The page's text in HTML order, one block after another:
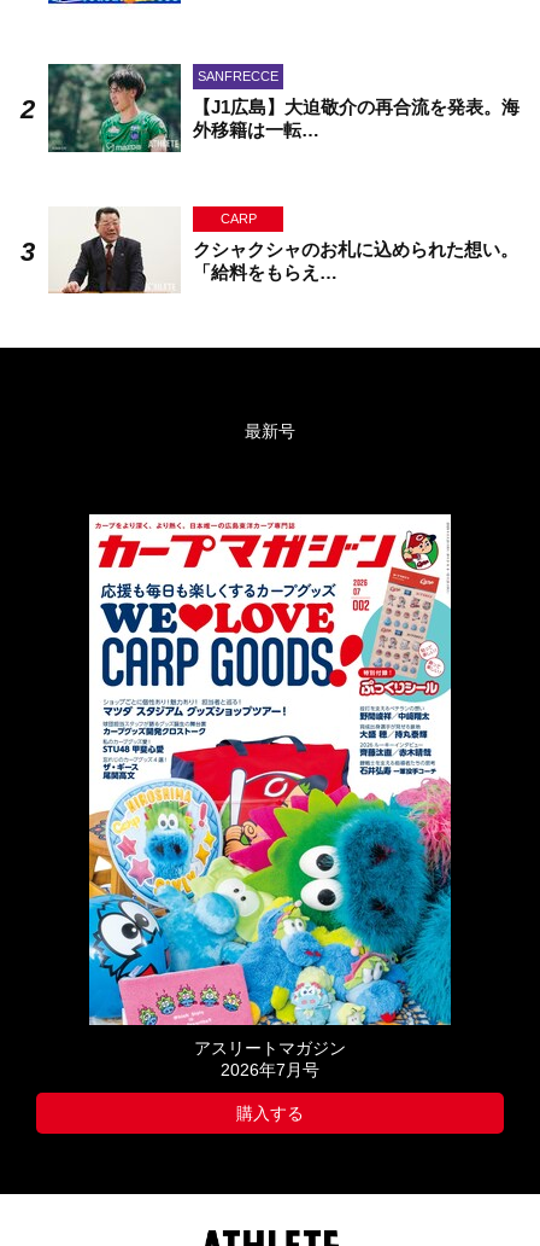
SANFRECCE
【J1広島】大迫敬介の再合流を発表。海
外移籍は一転…
CARP
クシャクシャのお札に込められた想い。
「給料をもらえ…
最新号
アスリートマガジン
2026年7月号
購入する